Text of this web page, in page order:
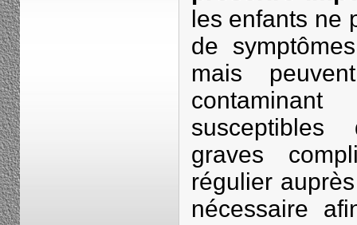
les enfants ne
de
mais
contaminant
graves
régulier
nécessaire